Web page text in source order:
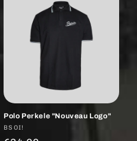
Polo Perkele "Nouveau Logo"
Fournisseur :
BSOI!